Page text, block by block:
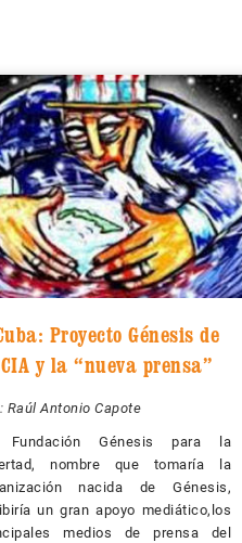
Proyecto Génesis de
y la “nueva prensa”
Raúl Antonio Capote
Fundación Génesis para la
nombre que tomaría la
nacida de Génesis,
un gran apoyo mediático,los
medios de prensa del